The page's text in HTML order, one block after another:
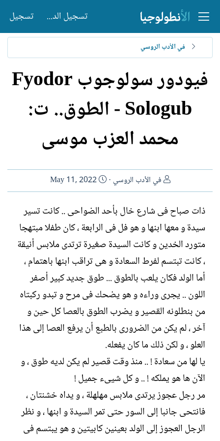
تسجيل الدخول تسجيل
في الأدب الروسي
فيودور سولوجوب Fyodor
Sologub - الطوق.. ت:
محمد العزب موسى
ا
ل
ا
ت
في الأدب الروسي
ت
ا
ر
ي
خ
ا
ل
إ
ن
ش
ا
ء
May 11, 2022
ذات صباح فى شارع خال بأحد الضواحى .. كانت تسير
سيدة و معها ابنها و هو فل فى الرابعة ، كان طفلا مبتهجا
متورد الخدين و كانت السيدة صغيرة ترتدى ملابس أنيقة
، كانت تبتسم لفرط السعادة و هى تراقب ابنها باهتمام ،
أما الولد فكان يلعب بالطوق ... طوق جديد كبير أصفر
اللون .. يجرى وراءه و هو يضحك فى مرح و تبدو ركبتاه
من بنطلونه القصير و يضرب الطوق بالعصا كل حين و
آخر ، لم يكن من الضرورى بالطبع أن يرفع العصا إلى هذا
العلو ، و لكن ذلك ما كان يفعله.
يا لها من سعادة ! .. منذ وقت قصير لم يكن لديه طوق ، و
الآن ها هو يملكه ! .. و كل شيىء جميل !
مر رجل عجوز يرتدى ملابس مهلهلة ، و يداه خشنتان ،
فانتحى جانبا إلى السور حتى تمر السيدة و ابنها ، و نظر
الرجل العجوز إلى الولد بعينين كابيتين و هو يبتسم فى